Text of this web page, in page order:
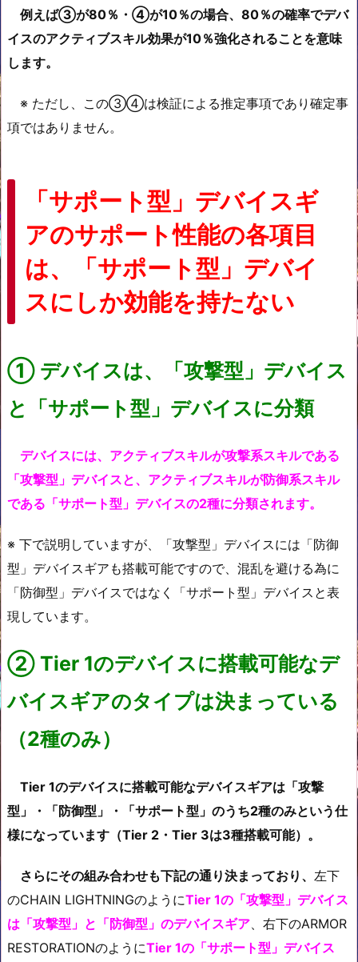
例えば③が80％・④が10％の場合、80％の確率でデバ
イスのアクティブスキル効果が10％強化されることを意味
します。
※ ただし、この③④は検証による推定事項であり確定事
項ではありません。
「サポート型」デバイスギ
アのサポート性能の各項目
は、「サポート型」デバイ
スにしか効能を持たない
① デバイスは、「攻撃型」デバイス
と「サポート型」デバイスに分類
デバイスには、アクティブスキルが攻撃系スキルである
「攻撃型」デバイスと、アクティブスキルが防御系スキル
である「サポート型」デバイスの2種に分類されます。
※ 下で説明していますが、「攻撃型」デバイスには「防御
型」デバイスギアも搭載可能ですので、混乱を避ける為に
「防御型」デバイスではなく「サポート型」デバイスと表
現しています。
② Tier 1のデバイスに搭載可能なデ
バイスギアのタイプは決まっている
（2種のみ）
Tier 1のデバイスに搭載可能なデバイスギアは「攻撃
型」・「防御型」・「サポート型」のうち2種のみという仕
様になっています（Tier 2・Tier 3は3種搭載可能）。
さらにその組み合わせも下記の通り決まっており、 左下
のCHAIN LIGHTNINGのようにTier 1の「攻撃型」デバイス
は「攻撃型」と「防御型」のデバイスギア 、右下のARMOR
RESTORATIONのようにTier 1の「サポート型」デバイス